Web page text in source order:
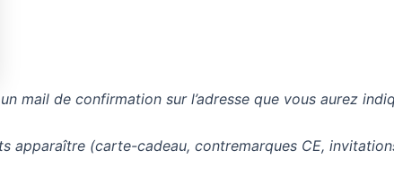
mail de confirmation sur l’adresse que vous aurez
apparaître (carte-cadeau, contremarques CE,